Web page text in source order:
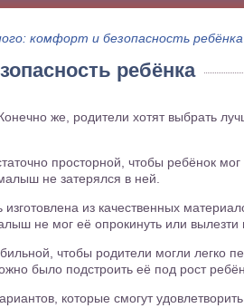
комфорт и безопасность ребёнка
ребёнка
же, родители хотят выбрать
просторной, чтобы ребёнок
не затерялся в ней.
изготовлена из качественных
не мог её опрокинуть или вылезти
чтобы родители могли легко
было подстроить её под рост
которые смогут